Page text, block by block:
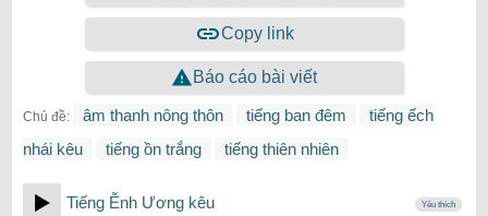
Copy link
Báo cáo bài viết
Chủ đề: âm thanh nông thôn tiếng ban đêm
tiếng ếch
nhái kêu
tiếng ồn trắng tiếng thiên nhiên
Tiếng Ễnh Ương kêu Yêu thích